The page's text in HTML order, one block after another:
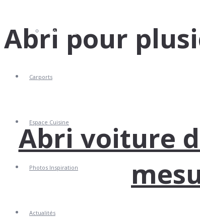
Vérandas
Carports
Espace Cuisine
Photos Inspiration
Actualités
Abri pour
Abri voiture